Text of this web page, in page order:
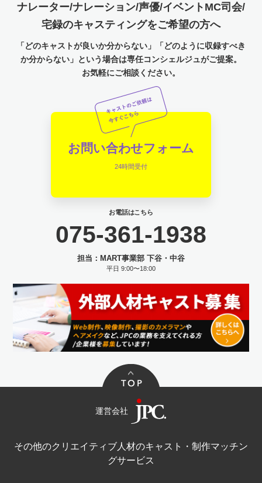
ナレーター/ナレーション/声優/イベントMC司会/
宅録のキャスティングをご希望の方へ
「どのキャストが良いか分からない」「どのように収録すべき
か分からない」という場合は専任コンシェルジュがご提案。
お気軽にご相談ください。
お問い合わせフォーム
24時間受付
お電話はこちら
075-361-1938
担当：MART事業部 下谷・中谷
平日 9:00〜18:00
運営会社
その他のクリエイティブ人材のキャスト・制作マッチン
グサービス